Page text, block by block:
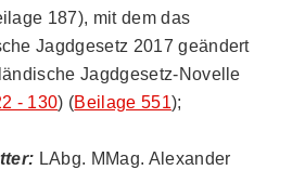
187), mit dem das
Jagdgesetz 2017 geändert
Jagdgesetz-Novelle
- 130) (Beilage 551);
LAbg. MMag. Alexander